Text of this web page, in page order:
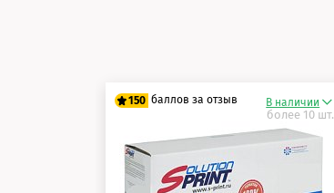
150 баллов за отзыв
125 баллов
150 баллов
В наличии
более 10 шт.